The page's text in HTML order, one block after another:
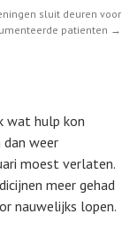
sluit deuren voor
patienten →
wat hulp kon
dan weer
moest verlaten.
meer gehad
nauwelijks lopen.